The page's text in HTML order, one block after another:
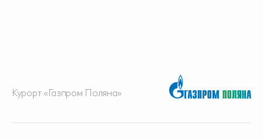
Курорт «Газпром Поляна»